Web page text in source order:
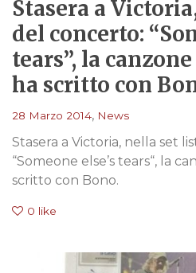
Stasera a
del concerto:
tears”, la
ha scritto con
28 Marzo 2014, News
Stasera a Victoria, nella set
“Someone else’s tears“, la
scritto con Bono.
0 like